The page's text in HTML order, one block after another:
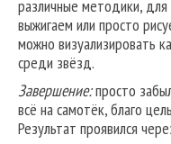
различные методики,
выжигаем или просто
можно визуализировать
среди звёзд.
Завершение:просто
всё на самотёк, благо
Результат проявился